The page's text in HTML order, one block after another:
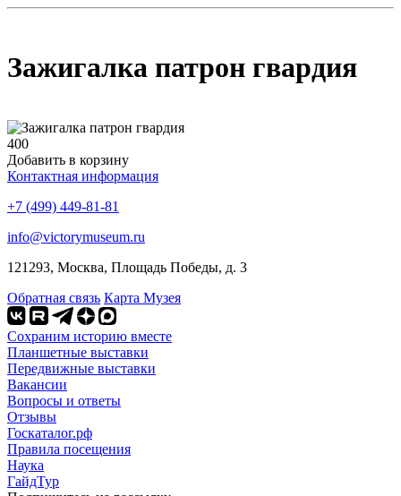
Зажигалка патрон гвардия
400
Добавить в корзину
Контактная информация
+7 (499) 449-81-81
info@victorymuseum.ru
121293, Москва, Площадь Победы, д. 3
Обратная связь Карта Музея
Сохраним историю вместе
Планшетные выставки
Передвижные выставки
Вакансии
Вопросы и ответы
Отзывы
Госкаталог.рф
Правила посещения
Наука
ГайдТур